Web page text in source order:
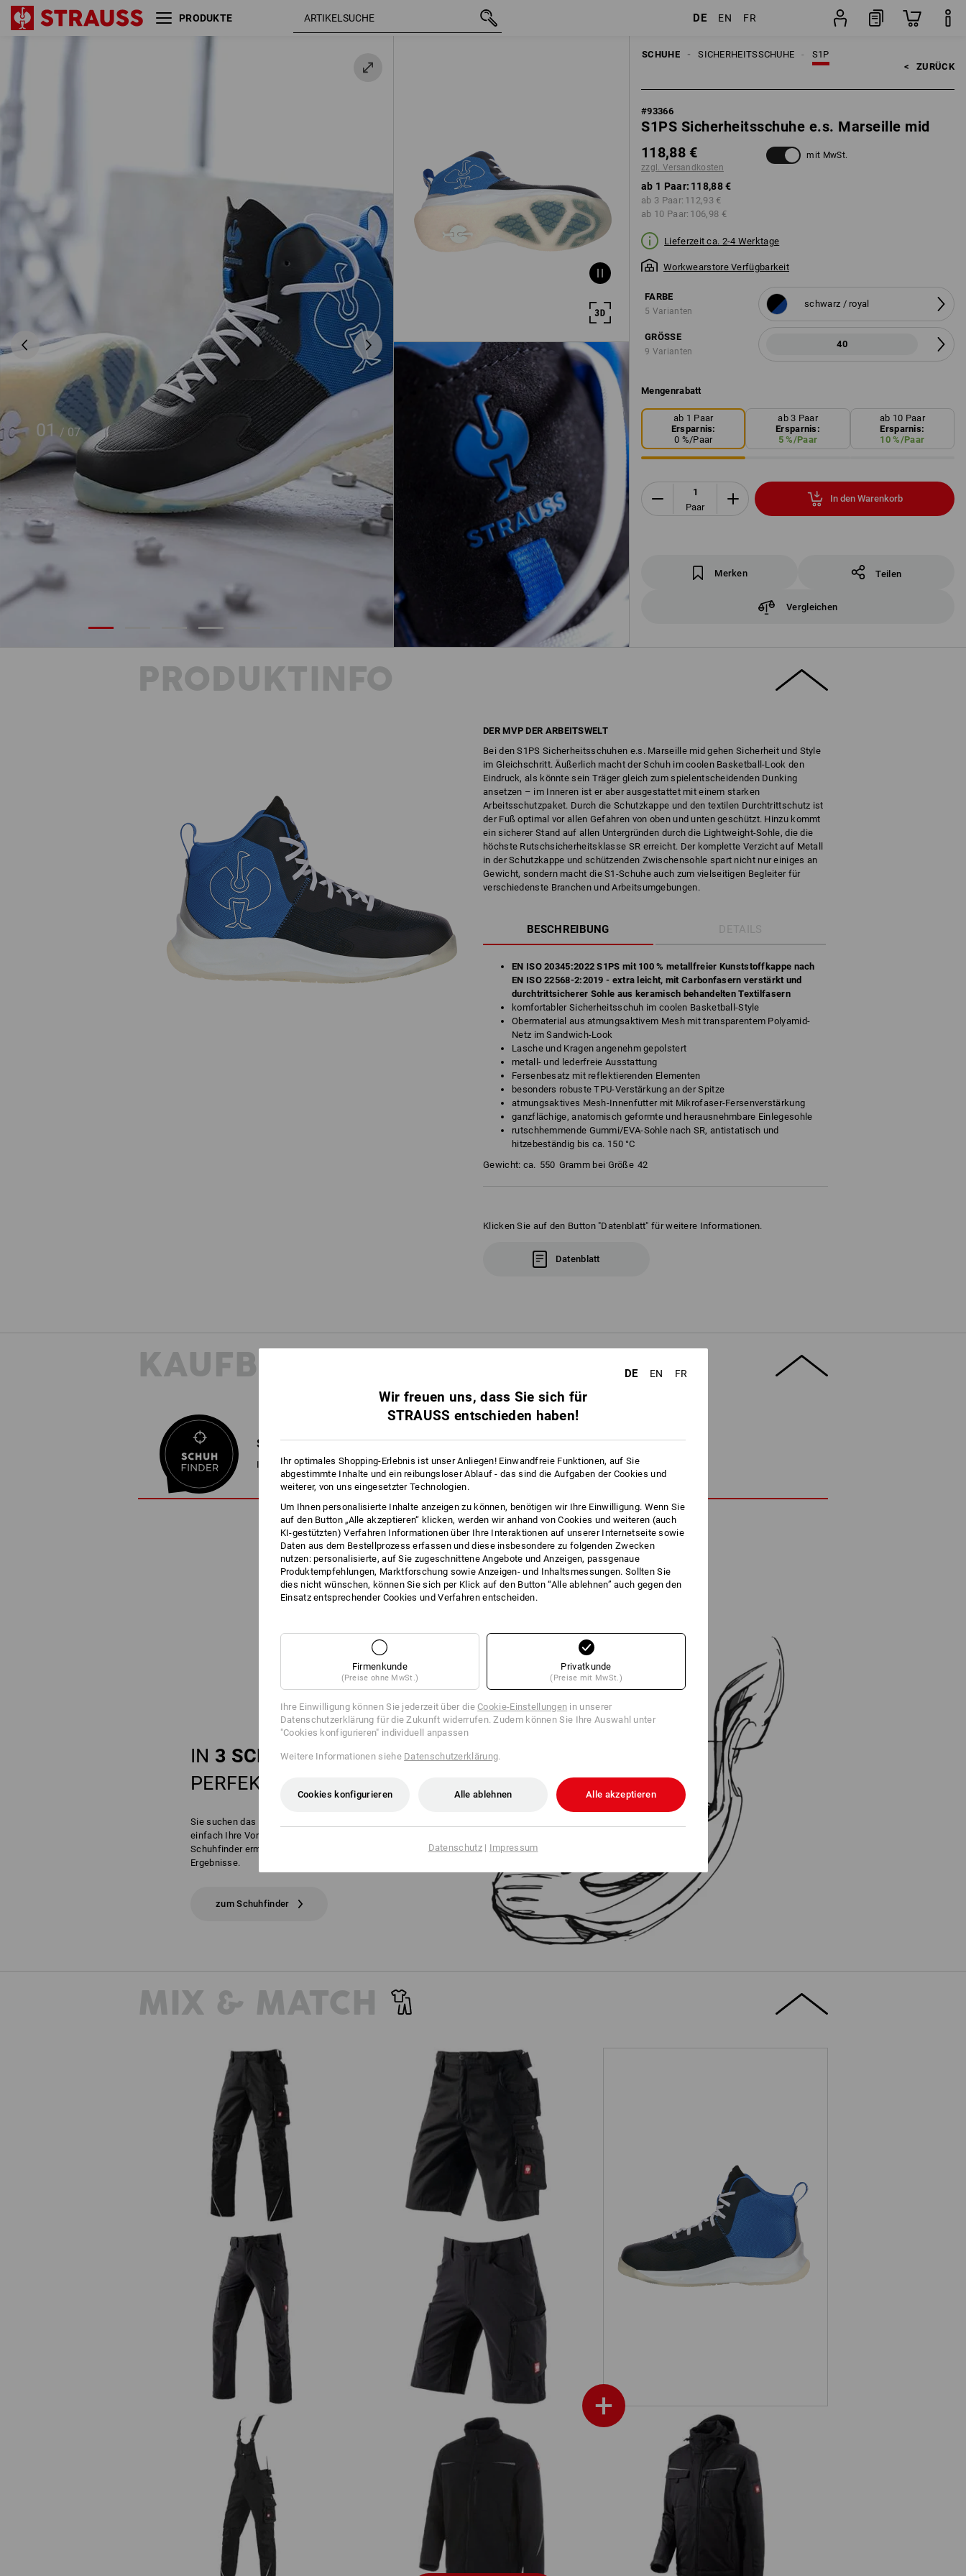
PRODUKTE DE EN FR
01 / 07
SCHUHE S1P
SICHERHEITSSCHUHE
< ZURÜCK
#93366
S1PS Sicherheitsschuhe e.s. Marseille mid
118,88 €
zzgl. Versandkosten
mit MwSt.
ab 1 Paar: 118,88 €
ab 3 Paar: 112,93 €
ab 10 Paar: 106,98 €
Lieferzeit ca. 2-4 Werktage
Workwearstore Verfügbarkeit
FARBE
5 Varianten
schwarz / royal
GRÖSSE
9 Varianten
40
Mengenrabatt
ab 1 Paar
Ersparnis:
0 %/Paar
ab 3 Paar
Ersparnis:
5 %/Paar
ab 10 Paar
Ersparnis:
10 %/Paar
Paar
In den Warenkorb
Merken Teilen
Vergleichen
S1PS Sicherheitsschuhe e.s.
40
PRODUKTINFO
DER MVP DER ARBEITSWELT
Bei den S1PS Sicherheitsschuhen e.s. Marseille mid gehen Sicherheit und Style
im Gleichschritt. Äußerlich macht der Schuh im coolen Basketball-Look den
Eindruck, als könnte sein Träger gleich zum spielentscheidenden Dunking
ansetzen – im Inneren ist er aber ausgestattet mit einem starken
Arbeitsschutzpaket. Durch die Schutzkappe und den textilen Durchtrittschutz ist
der Fuß optimal vor allen Gefahren von oben und unten geschützt. Hinzu kommt
ein sicherer Stand auf allen Untergründen durch die Lightweight-Sohle, die die
höchste Rutschsicherheitsklasse SR erreicht. Der komplette Verzicht auf Metall
in der Schutzkappe und schützenden Zwischensohle spart nicht nur einiges an
Gewicht, sondern macht die S1-Schuhe auch zum vielseitigen Begleiter für
verschiedenste Branchen und Arbeitsumgebungen.
BESCHREIBUNG DETAILS
EN ISO 20345:2022 S1PS mit 100 % metallfreier Kunststoffkappe nach
EN ISO 22568-2:2019 - extra leicht, mit Carbonfasern verstärkt und
durchtrittsicherer Sohle aus keramisch behandelten Textilfasern
komfortabler Sicherheitsschuh im coolen Basketball-Style
Obermaterial aus atmungsaktivem Mesh mit transparentem Polyamid-
Netz im Sandwich-Look
Lasche und Kragen angenehm gepolstert
metall- und lederfreie Ausstattung
Fersenbesatz mit reflektierenden Elementen
besonders robuste TPU-Verstärkung an der Spitze
atmungsaktives Mesh-Innenfutter mit Mikrofaser-Fersenverstärkung
ganzflächige, anatomisch geformte und herausnehmbare Einlegesohle
rutschhemmende Gummi/EVA-Sohle nach SR, antistatisch und
hitzebeständig bis ca. 150 °C
Gewicht: ca. 550 Gramm bei Größe 42
Klicken Sie auf den Button "Datenblatt" für weitere Informationen.
Datenblatt
KAUFBERATUNG
SCHUHFINDER
In 3 Schritten zum perfekten Schuh
IN 3 SCHRITTENZUM
PERFEKTEN
Sie suchen das perfekte Schuhwerk? Verraten Sie uns
einfach Ihre Vorlieben und Anforderungen. Der
Schuhfinder ermittelt daraus Ihre persönlichen Top
Ergebnisse.
zum Schuhfinder
MIX & MATCH
S1PS Sicherheitsschuhe e.s. Marseille
mid
+
Bundhose e.s.motion Short e.s.motion
Cargohose e.s.vision stretch, Herren Short e.s.vision stretch, Herren
Latzhose e.s.motion Softshelljacke e.s.motion 2020 Softshelljacke e.s.motion
DE EN FR
Wir freuen uns, dass Sie sich für
STRAUSS entschieden haben!
Ihr optimales Shopping-Erlebnis ist unser Anliegen! Einwandfreie Funktionen, auf Sie
abgestimmte Inhalte und ein reibungsloser Ablauf - das sind die Aufgaben der Cookies und
weiterer, von uns eingesetzter Technologien.
Um Ihnen personalisierte Inhalte anzeigen zu können, benötigen wir Ihre Einwilligung. Wenn Sie
auf den Button „Alle akzeptieren“ klicken, werden wir anhand von Cookies und weiteren (auch
KI-gestützten) Verfahren Informationen über Ihre Interaktionen auf unserer Internetseite sowie
Daten aus dem Bestellprozess erfassen und diese insbesondere zu folgenden Zwecken
nutzen: personalisierte, auf Sie zugeschnittene Angebote und Anzeigen, passgenaue
Produktempfehlungen, Marktforschung sowie Anzeigen- und Inhaltsmessungen. Sollten Sie
dies nicht wünschen, können Sie sich per Klick auf den Button “Alle ablehnen” auch gegen den
Einsatz entsprechender Cookies und Verfahren entscheiden.
Firmenkunde
(Preise ohne MwSt.)
Privatkunde
(Preise mit MwSt.)
Ihre Einwilligung können Sie jederzeit über dieCookie-Einstellungen in unserer
Datenschutzerklärung für die Zukunft widerrufen. Zudem können Sie Ihre Auswahl unter
"Cookies konfigurieren" individuell anpassen
Weitere Informationen siehe Datenschutzerklärung.
Cookies konfigurieren Alle ablehnen Alle akzeptieren
Datenschutz| Impressum